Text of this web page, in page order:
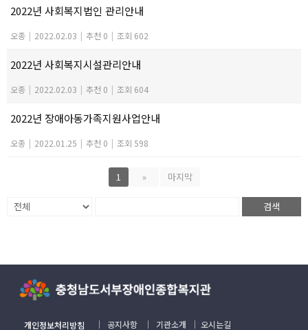
2022년 사회복지법인 관리안내
오종 | 2022.02.03 | 추천 0 | 조회 602
2022년 사회복지시설관리안내
오종 | 2022.02.03 | 추천 0 | 조회 604
2022년 장애아동가족지원사업안내
오종 | 2022.01.25 | 추천 0 | 조회 598
1 » 마지막
검색
개인정보처리방침 ｜ 공지사항 ｜ 기관소개 ｜ 오시는길